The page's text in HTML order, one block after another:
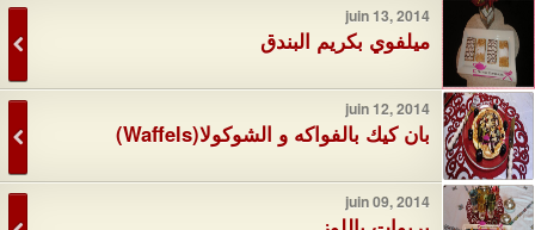
juin 13, 2014
ميلفوي بكريم البندق
juin 12, 2014
بان كيك بالفواكه و الشوكولا(Waffels)
juin 09, 2014